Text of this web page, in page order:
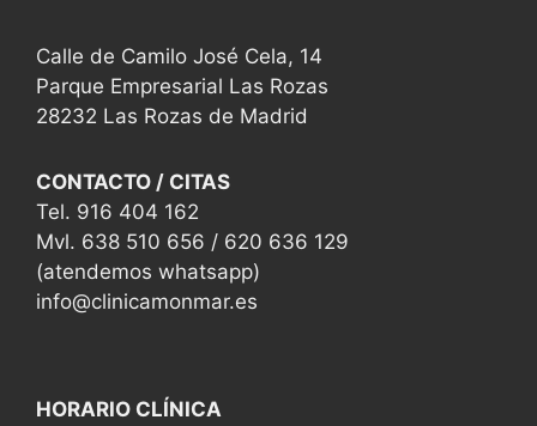
Calle de Camilo José Cela, 14
Parque Empresarial Las Rozas
28232 Las Rozas de Madrid
CONTACTO / CITAS
Tel. 916 404 162
Mvl. 638 510 656 / 620 636 129
(atendemos whatsapp)
info@clinicamonmar.es
HORARIO CLÍNICA